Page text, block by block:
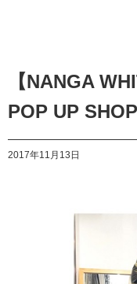
【NANGA
POP UP SHOP
2017年11月13日